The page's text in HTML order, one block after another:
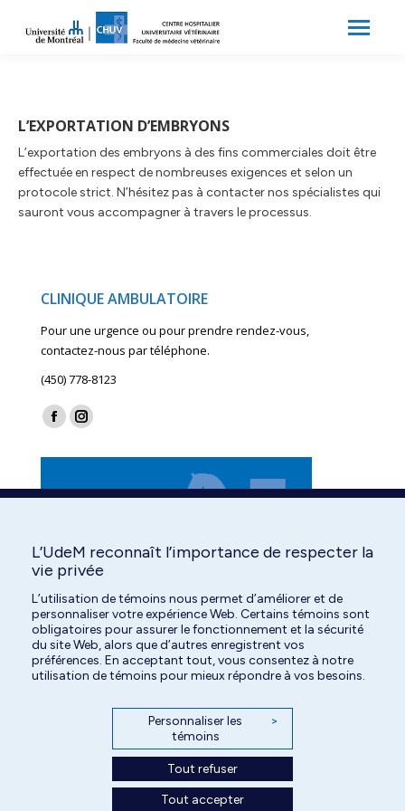
L’EXPORTATION D’EMBRYONS
L’exportation des embryons à des fins commerciales doit être
effectuée en respect de nombreuses exigences et selon un
protocole strict. N’hésitez pas à contacter nos spécialistes qui
sauront vous accompagner à travers le processus.
CLINIQUE AMBULATOIRE
Pour une urgence ou pour prendre rendez-vous,
contactez-nous par téléphone.
(450) 778-8123
Find us on:
Facebook
in
window
Instagram
in
window
L’UdeM reconnaît l’importance de respecter la
vie privée
L’utilisation de témoins nous permet d’améliorer et de
personnaliser votre expérience Web. Certains témoins sont
obligatoires pour assurer le fonctionnement et la sécurité
du site Web, alors que d’autres enregistrent vos
préférences. En acceptant tout, vous consentez à notre
utilisation de témoins pour mieux répondre à vos besoins.
Personnaliser les
témoins
>
Tout refuser
Tout accepter